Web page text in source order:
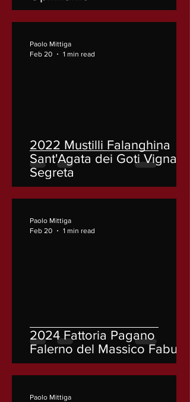
2022 Mustilli Falanghina
Sant'Agata dei Goti Vigna
Segreta
Paolo Mittiga
Feb 20
1 min read
2024 Fattoria Pagano
Falerno del Massico Fabula
Paolo Mittiga
Feb 20
1 min read
Paolo Mittiga